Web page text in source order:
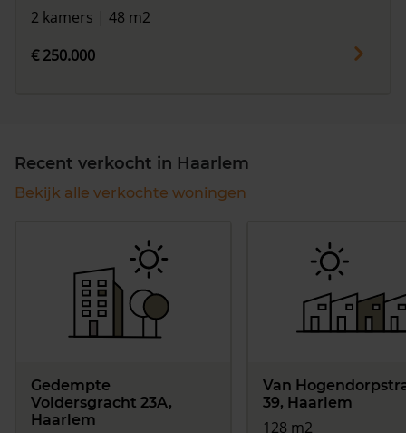
2 kamers | 48 m2
€ 250.000
Recent verkocht in Haarlem
Bekijk alle verkochte woningen
Gedempte
Voldersgracht 23A,
Haarlem
Van
39, Haarlem
128 m2